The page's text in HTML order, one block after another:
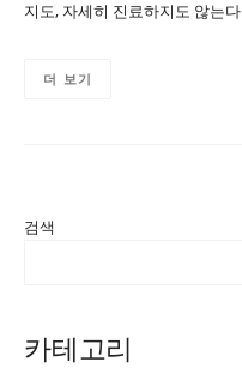
지도, 자세히 진료하지도 않는
더 보기
검색
카테고리